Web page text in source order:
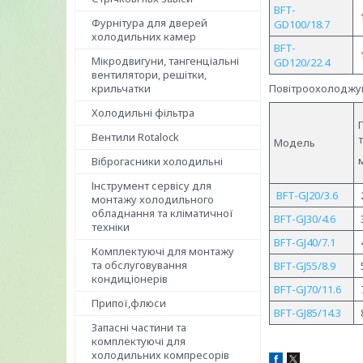
Фурнітура для дверей
холодильних камер
Мікродвигуни, тангенціальні
вентилятори, решітки,
крильчатки
Холодильні фільтра
Вентили Rotalock
Віброгасники холодильні
Інструмент сервісу для
монтажу холодильного
обладнання та кліматичної
техніки
Комплектуючі для монтажу
та обслуговування
кондиціонерів
Припої,флюси
Запасні частини та
комплектуючі для
холодильних компресорів
BFT-
GD100/18.7
BFT-
GD120/22.4
Модель
BFT-GJ20/3.6
BFT-GJ30/4.6
BFT-GJ40/7.1
BFT-GJ55/8.9
BFT-GJ70/11.6
BFT-GJ85/14.3